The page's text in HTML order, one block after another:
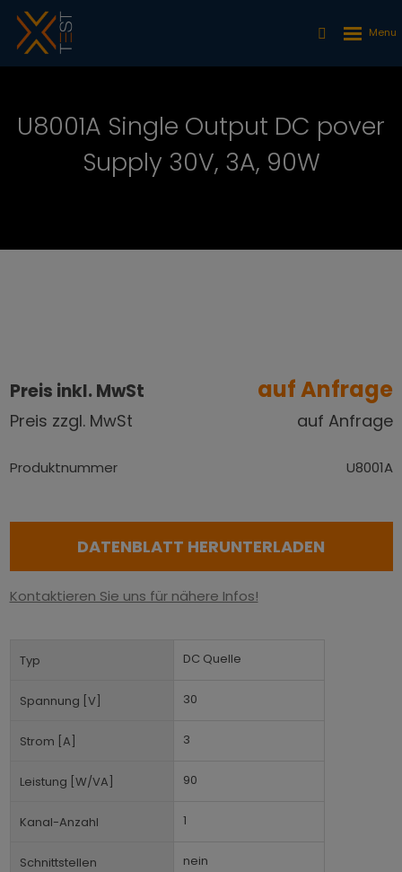
U8001A Single Output DC pover
Supply 30V, 3A, 90W
Preis inkl. MwSt auf Anfrage
Preis zzgl. MwSt auf Anfrage
Produktnummer U8001A
DATENBLATT HERUNTERLADEN
Kontaktieren Sie uns für nähere Infos!
Typ DC Quelle
Spannung [V] 30
Strom [A] 3
Leistung [W/VA] 90
Kanal-Anzahl 1
Schnittstellen nein